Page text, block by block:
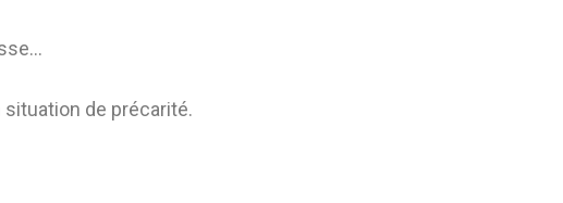
de précarité.